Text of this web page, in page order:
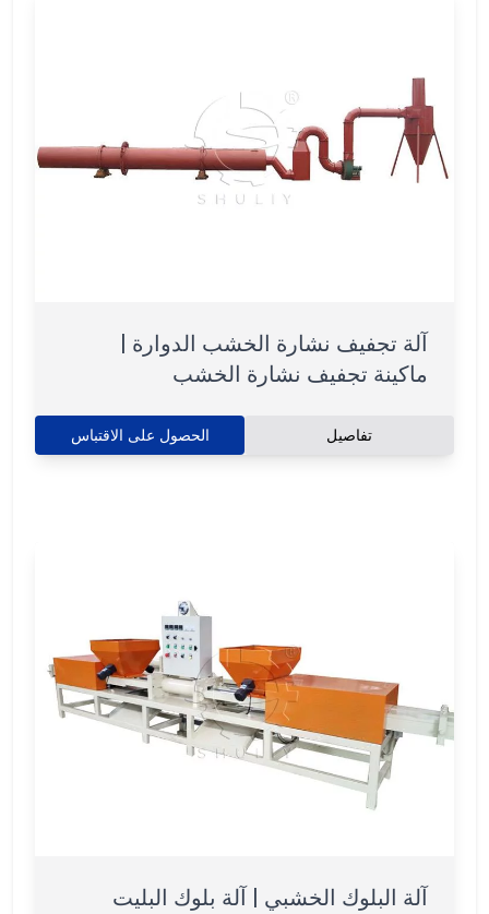
آلة تجفيف نشارة الخشب الدوارة |
ماكينة تجفيف نشارة الخشب
تفاصيل الحصول على الاقتباس
آلة البلوك الخشبي | آلة بلوك البليت